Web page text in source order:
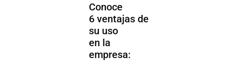
Conoce
6 ventajas de
su uso
en la
empresa: